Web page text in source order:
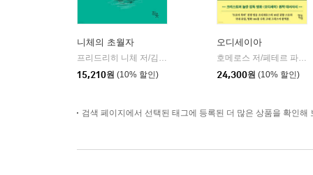
니체의 초월자
15,210원 (10% 할인)
오디세이아
24,300원 (10% 할인)
검색 페이지에서 선택된 태그에 등록된 더 많은 상품을 확인해